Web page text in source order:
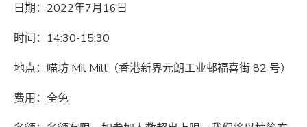
日期：2022年7月16日
时间：14:30-15:30
地点：喵坊 Mil Mill（香港新界元朗工业邨福喜街 82 号）
费用：全免